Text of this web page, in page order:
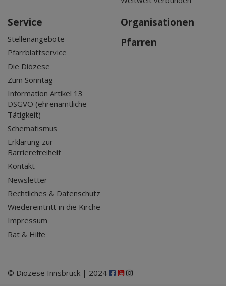
Service
Stellenangebote
Pfarrblattservice
Die Diözese
Zum Sonntag
Information Artikel 13
DSGVO (ehrenamtliche
Tätigkeit)
Schematismus
Erklärung zur
Barrierefreiheit
Kontakt
Newsletter
Rechtliches & Datenschutz
Wiedereintritt in die Kirche
Impressum
Rat & Hilfe
Organisationen
Pfarren
© Diözese Innsbruck | 2024